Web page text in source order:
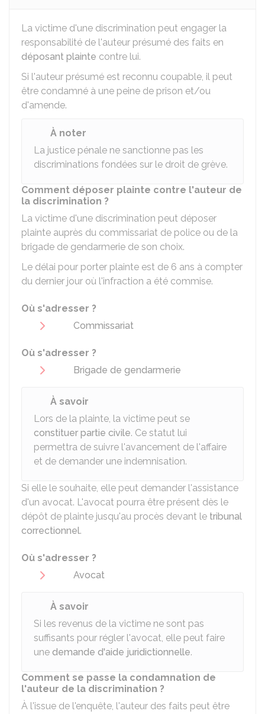
La victime d'une discrimination peut engager la
responsabilité de l'auteur présumé des faits en
déposant plainte contre lui.
Si l'auteur présumé est reconnu coupable, il peut
être condamné à une peine de prison et/ou
d'amende.
À noter
La justice pénale ne sanctionne pas les
discriminations fondées sur le droit de grève.
Comment déposer plainte contre l'auteur de
la discrimination ?
La victime d'une discrimination peut déposer
plainte auprès du commissariat de police ou de la
brigade de gendarmerie de son choix.
Le délai pour porter plainte est de 6 ans à compter
du dernier jour où l'infraction a été commise.
Où s'adresser ?
Commissariat
Où s'adresser ?
Brigade de gendarmerie
À savoir
Lors de la plainte, la victime peut se
constituer partie civile. Ce statut lui
permettra de suivre l'avancement de l'affaire
et de demander une indemnisation.
Si elle le souhaite, elle peut demander l'assistance
d'un avocat. L'avocat pourra être présent dès le
dépôt de plainte jusqu'au procès devant le tribunal
correctionnel.
Où s'adresser ?
Avocat
À savoir
Si les revenus de la victime ne sont pas
suffisants pour régler l'avocat, elle peut faire
une demande d'aide juridictionnelle.
Comment se passe la condamnation de
l'auteur de la discrimination ?
À l'issue de l'enquête, l'auteur des faits peut être